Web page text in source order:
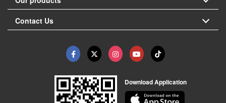
Contact Us
Download Application